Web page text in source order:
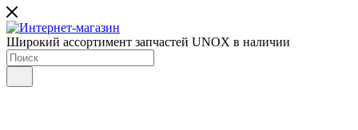
Широкий ассортимент запчастей UNOX в наличии